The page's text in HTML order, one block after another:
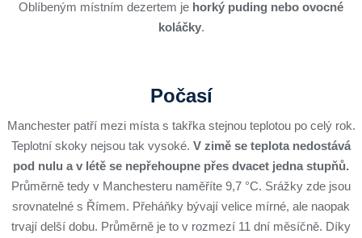
Oblíbeným místním dezertem je horký puding nebo ovocné
koláčky.
Počasí
Manchester patří mezi místa s takřka stejnou teplotou po celý rok.
Teplotní skoky nejsou tak vysoké. V zimě se teplota nedostává
pod nulu a v létě se nepřehoupne přes dvacet jedna stupňů.
Průměrně tedy v Manchesteru naměříte 9,7 °C. Srážky zde jsou
srovnatelné s Římem. Přeháňky bývají velice mírné, ale naopak
trvají delší dobu. Průměrně je to v rozmezí 11 dní měsíčně. Díky